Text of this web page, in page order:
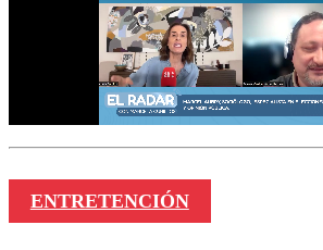
ENTRETENCIÓN